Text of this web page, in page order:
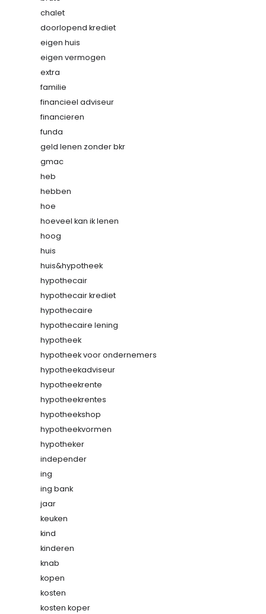
chalet
doorlopend krediet
eigen huis
eigen vermogen
extra
familie
financieel adviseur
financieren
funda
geld lenen zonder bkr
gmac
heb
hebben
hoe
hoeveel kan ik lenen
hoog
huis
huis&hypotheek
hypothecair
hypothecair krediet
hypothecaire
hypothecaire lening
hypotheek
hypotheek voor ondernemers
hypotheekadviseur
hypotheekrente
hypotheekrentes
hypotheekshop
hypotheekvormen
hypotheker
independer
ing
ing bank
jaar
keuken
kind
kinderen
knab
kopen
kosten
kosten koper